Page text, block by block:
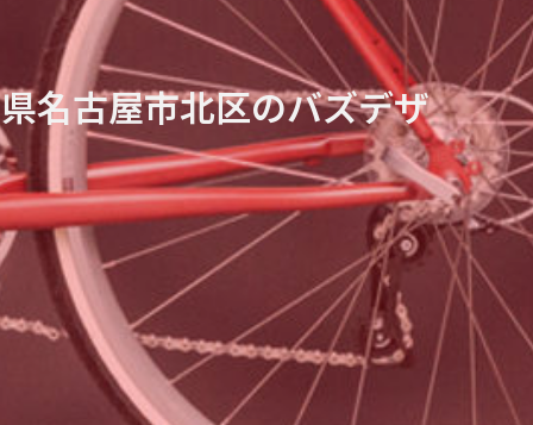
名古屋市北区のバズデザ